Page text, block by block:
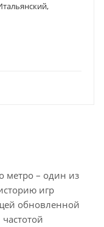
метро – один из
игр
обновленной